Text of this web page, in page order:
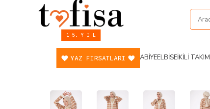
1 5. Y I L
YAZ FIRSATLARI ABIYEELBISEİKILI TAKIM